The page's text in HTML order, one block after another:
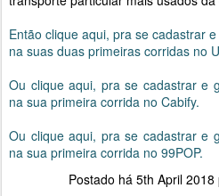
Então clique aqui, pra se cadastrar
na suas duas primeiras corridas no
Ou clique aqui, pra se cadastrar e
na sua primeira corrida no Cabify.
Ou clique aqui, pra se cadastrar e
na sua primeira corrida no 99POP.
Postado há 5th April 2018